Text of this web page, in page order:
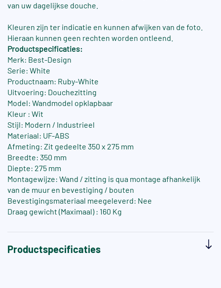
van uw dagelijkse douche.
Kleuren zijn ter indicatie en kunnen afwijken van de foto.
Hieraan kunnen geen rechten worden ontleend.
Productspecificaties:
Merk: Best-Design
Serie: White
Productnaam: Ruby-White
Uitvoering: Douchezitting
Model: Wandmodel opklapbaar
Kleur : Wit
Stijl: Modern / Industrieel
Materiaal: UF-ABS
Afmeting: Zit gedeelte 350 x 275 mm
Breedte: 350 mm
Diepte: 275 mm
Montagewijze: Wand / zitting is qua montage afhankelijk
van de muur en bevestiging / bouten
Bevestigingsmateriaal meegeleverd: Nee
Draag gewicht (Maximaal) : 160 Kg
Productspecificaties